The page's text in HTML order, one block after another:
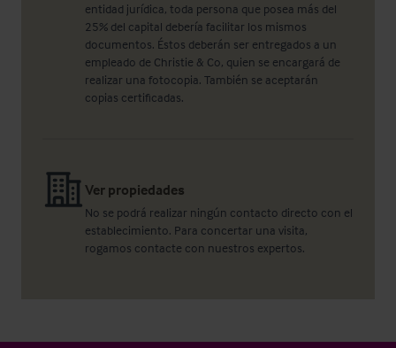
entidad jurídica, toda persona que posea más del
25% del capital debería facilitar los mismos
documentos. Éstos deberán ser entregados a un
empleado de Christie & Co, quien se encargará de
realizar una fotocopia. También se aceptarán
copias certificadas.
Ver propiedades
No se podrá realizar ningún contacto directo con el
establecimiento. Para concertar una visita,
rogamos contacte con nuestros expertos.